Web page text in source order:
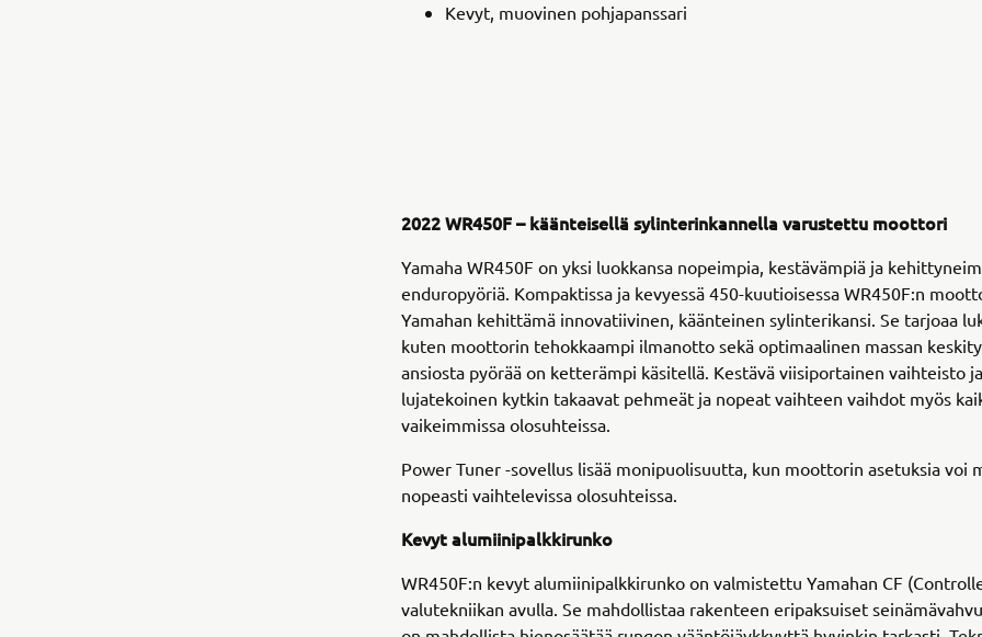
Kevyt, muovinen pohjapanssari
2022 WR450F – käänteisellä sylinterinkannella varustettu moottori
Yamaha WR450F on yksi luokkansa nopeimpia, kestävämpiä ja
enduropyöriä. Kompaktissa ja kevyessä 450-kuutioisessa WR450F:n
Yamahan kehittämä innovatiivinen, käänteinen sylinterikansi. Se tarjoaa
kuten moottorin tehokkaampi ilmanotto sekä optimaalinen massan
ansiosta pyörää on ketterämpi käsitellä. Kestävä viisiportainen vaihteisto ja
lujatekoinen kytkin takaavat pehmeät ja nopeat vaihteen vaihdot myös
vaikeimmissa olosuhteissa.
Power Tuner -sovellus lisää monipuolisuutta, kun moottorin asetuksia voi
nopeasti vaihtelevissa olosuhteissa.
Kevyt alumiinipalkkirunko
WR450F:n kevyt alumiinipalkkirunko on valmistettu Yamahan CF
valutekniikan avulla. Se mahdollistaa rakenteen eripaksuiset